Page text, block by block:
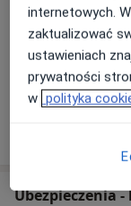
Dostępność
W tym
internet
Co mam
Ubezpieczenia
internetowych.
zaktualizować
ustawieniach
prywatności
w polityka